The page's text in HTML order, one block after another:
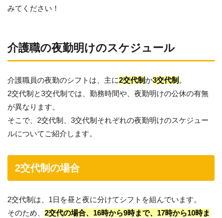
みてください！
介護職の夜勤明けのスケジュール
介護職員の夜勤のシフトは、主に2交代制か3交代制 。
2交代制と3交代制では、勤務時間や、夜勤明けの公休の有無
が異なります。
そこで、2交代制、3交代制それぞれの夜勤明けのスケジュー
ルについてご紹介します。
2交代制の場合
2交代制は、1日を昼と夜に分けてシフトを組んでいます。
そのため、 2交代の場合、16時から9時まで、17時から10時ま